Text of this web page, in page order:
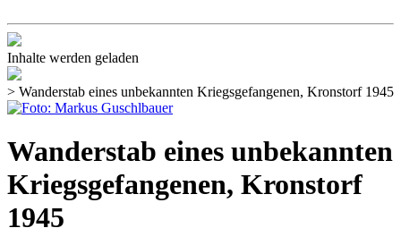
Inhalte werden geladen
> Wanderstab eines unbekannten Kriegsgefangenen, Kronstorf 1945
Wanderstab eines unbekannten
Kriegsgefangenen, Kronstorf
1945